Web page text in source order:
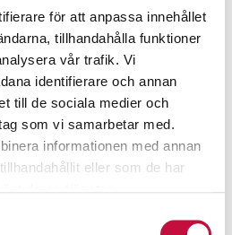
för att anpassa innehållet
tillhandahålla funktioner
vår trafik. Vi
identifierare och annan
till de sociala medier och
som vi samarbetar med.
informationen med annan
eller som de har